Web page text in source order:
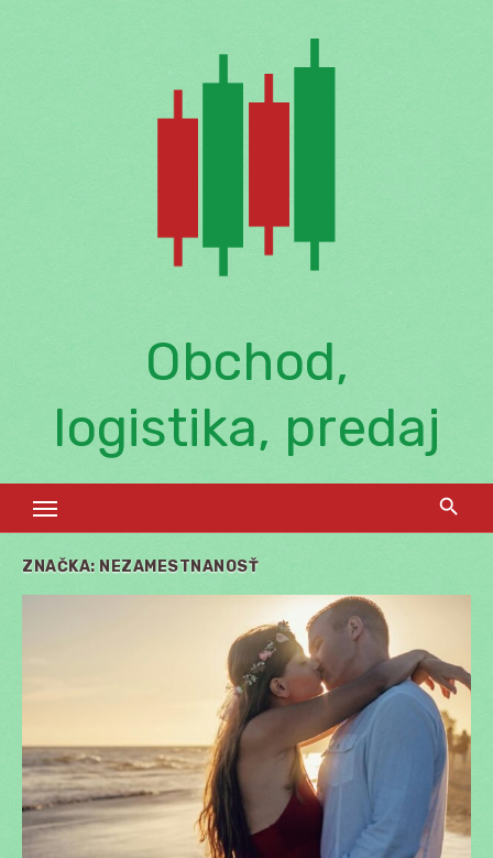
Obchod,
logistika, predaj
ZNAČKA: NEZAMESTNANOSŤ